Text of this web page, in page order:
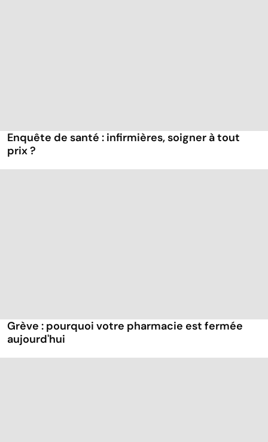
Enquête de santé : infirmières, soigner à tout
prix ?
Grève : pourquoi votre pharmacie est fermée
aujourd'hui